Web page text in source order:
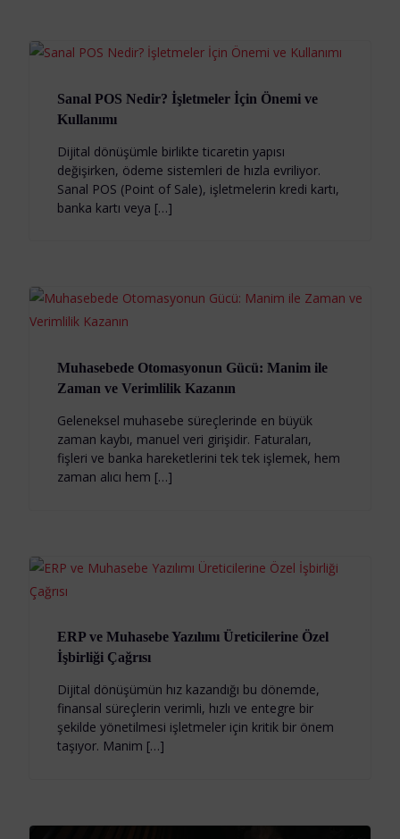
Sanal POS Nedir? İşletmeler İçin Önemi ve
Kullanımı
Dijital dönüşümle birlikte ticaretin yapısı
değişirken, ödeme sistemleri de hızla evriliyor.
Sanal POS (Point of Sale), işletmelerin kredi kartı,
banka kartı veya […]
Muhasebede Otomasyonun Gücü: Manim ile
Zaman ve Verimlilik Kazanın
Geleneksel muhasebe süreçlerinde en büyük
zaman kaybı, manuel veri girişidir. Faturaları,
fişleri ve banka hareketlerini tek tek işlemek, hem
zaman alıcı hem […]
ERP ve Muhasebe Yazılımı Üreticilerine Özel
İşbirliği Çağrısı
Dijital dönüşümün hız kazandığı bu dönemde,
finansal süreçlerin verimli, hızlı ve entegre bir
şekilde yönetilmesi işletmeler için kritik bir önem
taşıyor. Manim […]